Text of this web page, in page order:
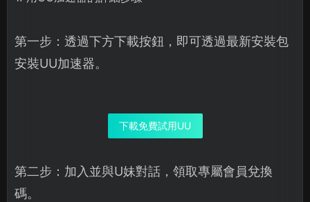
第一步：透過下方下載按鈕，即可透過最新安裝包
安裝UU加速器。
下載免費試用UU
第二步：加入並與U妹對話，領取專屬會員兌換
碼。